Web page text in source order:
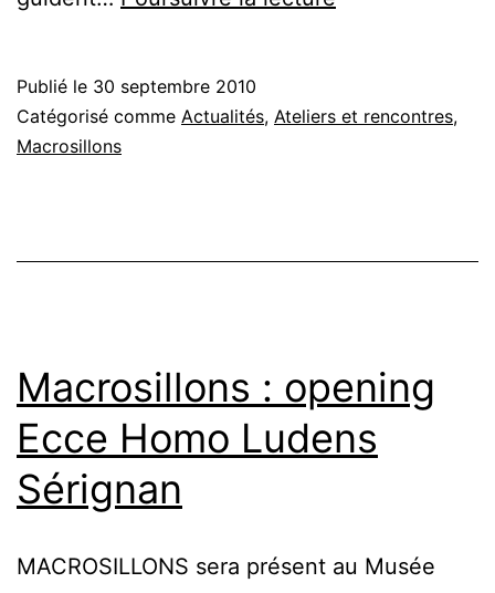
musicien
Pascal
Publié le 30 septembre 2010
Catégorisé comme Actualités, Ateliers et rencontres,
Macrosillons
Macrosillons : opening
Ecce Homo Ludens
Sérignan
MACROSILLONS sera présent au Musée